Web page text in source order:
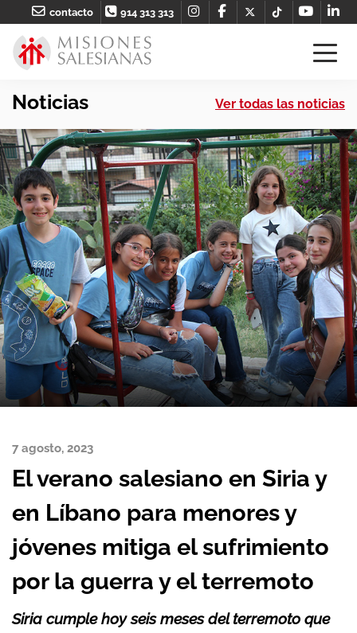
contacto 914 313 313
Noticias Ver todas las noticias
7 agosto, 2023
El verano salesiano en Siria y
en Líbano para menores y
jóvenes mitiga el sufrimiento
por la guerra y el terremoto
Siria cumple hoy seis meses del terremoto que